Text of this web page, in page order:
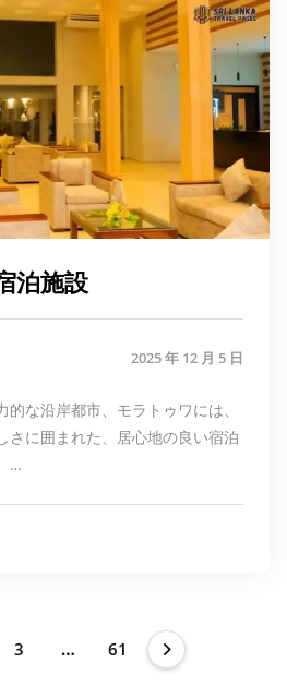
泊施設
2025 年 12 月 5 日
な沿岸都市、モラトゥワには、
さに囲まれた、居心地の良い宿泊
…
3 … 61